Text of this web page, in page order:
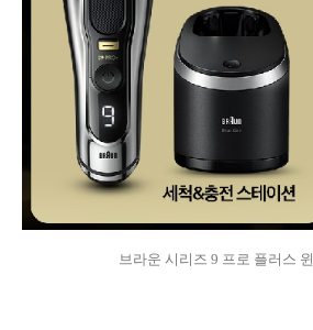
브라운 시리즈 9 프로 플러스